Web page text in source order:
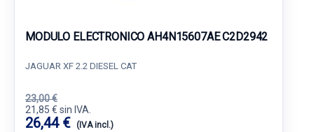
MODULO ELECTRONICO AH4N15607AE C2D2942
JAGUAR XF 2.2 DIESEL CAT
23,00 €
21,85 € sin IVA.
26,44 € (IVA incl.)